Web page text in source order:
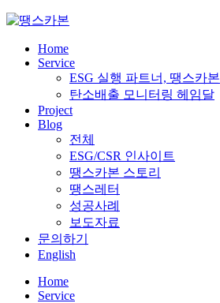
Skip
contentHome
Service
ESG 실행 파트너, 땡스카본
탄소배출 모니터링 헤임달
Project
Blog
전체
ESG/CSR 인사이트
땡스카본 스토리
땡스레터
성공사례
보도자료
문의하기
English
Home
Service